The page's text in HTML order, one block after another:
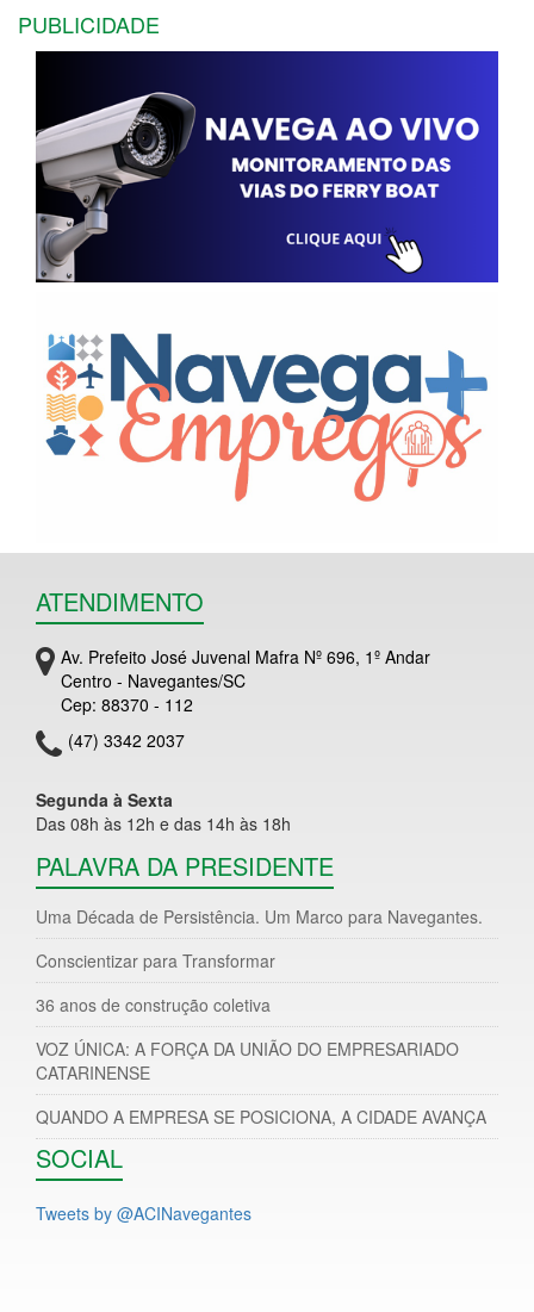
PUBLICIDADE
ATENDIMENTO
Av. Prefeito José Juvenal Mafra Nº 696, 1º Andar
Centro - Navegantes/SC
Cep: 88370 - 112
(47) 3342 2037
Segunda à Sexta
Das 08h às 12h e das 14h às 18h
PALAVRA DA PRESIDENTE
Uma Década de Persistência. Um Marco para Navegantes.
Conscientizar para Transformar
36 anos de construção coletiva
VOZ ÚNICA: A FORÇA DA UNIÃO DO EMPRESARIADO
CATARINENSE
QUANDO A EMPRESA SE POSICIONA, A CIDADE AVANÇA
SOCIAL
Tweets by @ACINavegantes